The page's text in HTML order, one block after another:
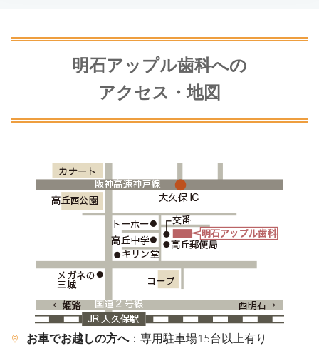
明石アップル歯科への
アクセス・地図
お車でお越しの方へ：専用駐車場15台以上有り